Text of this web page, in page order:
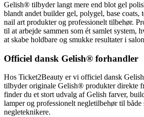
Gelish® tilbyder langt mere end blot gel
blandt andet builder gel, polygel, base coats,
nail art produkter og professionelt tilbehør.
til at arbejde sammen som ét samlet system,
at skabe holdbare og smukke resultater i
Officiel dansk Gelish® forhandler
Hos Ticket2Beauty er vi officiel dansk
tilbyder originale Gelish® produkter direkte
finder du et stort udvalg af Gelish farver,
lamper og professionelt negletilbehør til
negleteknikere.